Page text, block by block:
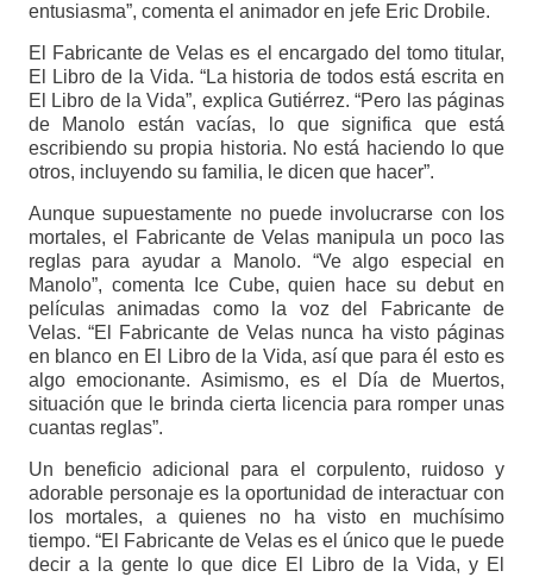
entusiasma”, comenta el animador en jefe Eric Drobile.
El Fabricante de Velas es el encargado del tomo titular,
El Libro de la Vida. “La historia de todos está escrita en
El Libro de la Vida”, explica Gutiérrez. “Pero las páginas
de Manolo están vacías, lo que significa que está
escribiendo su propia historia. No está haciendo lo que
otros, incluyendo su familia, le dicen que hacer”.
Aunque supuestamente no puede involucrarse con los
mortales, el Fabricante de Velas manipula un poco las
reglas para ayudar a Manolo. “Ve algo especial en
Manolo”, comenta Ice Cube, quien hace su debut en
películas animadas como la voz del Fabricante de
Velas. “El Fabricante de Velas nunca ha visto páginas
en blanco en El Libro de la Vida, así que para él esto es
algo emocionante. Asimismo, es el Día de Muertos,
situación que le brinda cierta licencia para romper unas
cuantas reglas”.
Un beneficio adicional para el corpulento, ruidoso y
adorable personaje es la oportunidad de interactuar con
los mortales, a quienes no ha visto en muchísimo
tiempo. “El Fabricante de Velas es el único que le puede
decir a la gente lo que dice El Libro de la Vida, y El